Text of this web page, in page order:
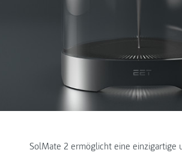
SolMate 2 ermöglicht eine einzigartige